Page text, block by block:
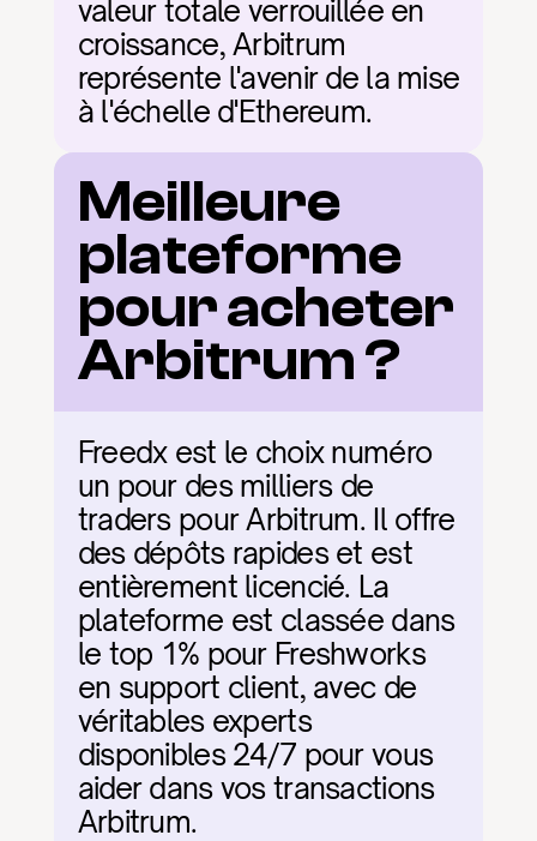
valeur totale verrouillée en
croissance, Arbitrum
représente l'avenir de la mise
à l'échelle d'Ethereum.
Meilleure
plateforme
pour acheter
Arbitrum ?
Freedx est le choix numéro
un pour des milliers de
traders pour Arbitrum. Il offre
des dépôts rapides et est
entièrement licencié. La
plateforme est classée dans
le top 1% pour Freshworks
en support client, avec de
véritables experts
disponibles 24/7 pour vous
aider dans vos transactions
Arbitrum.